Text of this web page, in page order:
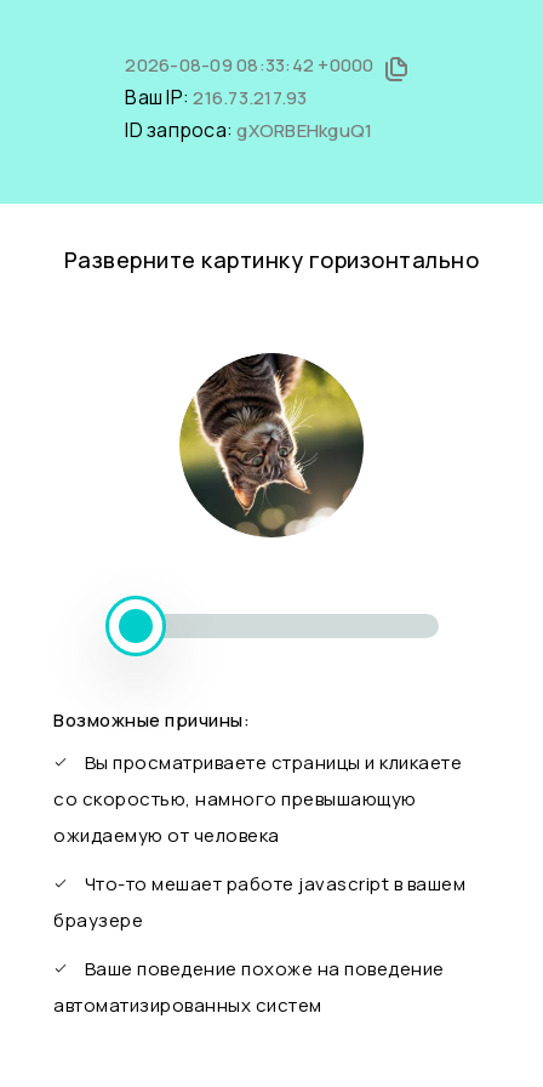
2026-08-09 08:33:42 +0000
Ваш IP:216.73.217.93
ID запроса:gXORBEHkguQ1
Разверните картинку горизонтально
Возможные причины:
Вы просматриваете страницы и кликаете
со скоростью, намного превышающую
ожидаемую от человека
Что-то мешает работе javascript в вашем
браузере
Ваше поведение похоже на поведение
автоматизированных систем